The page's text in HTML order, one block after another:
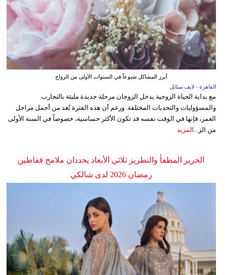
أبرز المشاكل شيوعاً في السنوات الأولى من الزواج
القاهرة - لايف ستايل
مع بداية الحياة الزوجية يدخل الزوجان مرحلة جديدة مليئة بالتجارب
والمسؤوليات والتحديات المختلفة. ورغم أن هذه الفترة تُعد من أجمل مراحل
العمر، فإنها في الوقت نفسه قد تكون الأكثر حساسية، خصوصاً في السنة الأولى
من الز...
المزيد
الحرير المطفأ والتطريز ثلاثي الأبعاد يحددان ملامح قفاطين
رمضان 2026 لدى شالكي